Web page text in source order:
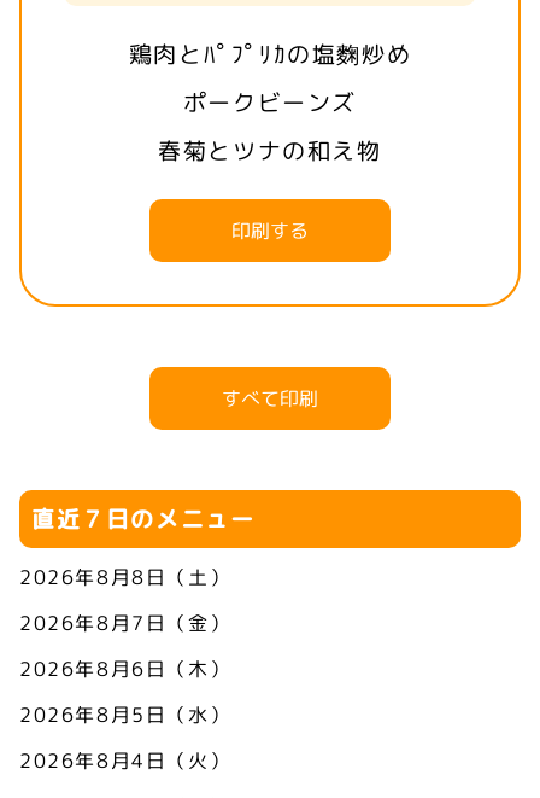
鶏肉とﾊﾟﾌﾟﾘｶの塩麴炒め
ポークビーンズ
春菊とツナの和え物
印刷する
すべて印刷
直近７日のメニュー
2026年8月8日（土）
2026年8月7日（金）
2026年8月6日（木）
2026年8月5日（水）
2026年8月4日（火）